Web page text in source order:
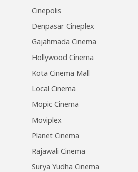
Cinepolis
Denpasar Cineplex
Gajahmada Cinema
Hollywood Cinema
Kota Cinema Mall
Local Cinema
Mopic Cinema
Moviplex
Planet Cinema
Rajawali Cinema
Surya Yudha Cinema